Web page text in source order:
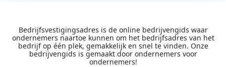
Bedrijfsvestigingsadres is de online bedrijvengids waar
ondernemers naartoe kunnen om het bedrijfsadres van het
bedrijf op één plek, gemakkelijk en snel te vinden. Onze
bedrijvengids is gemaakt door ondernemers voor
ondernemers!